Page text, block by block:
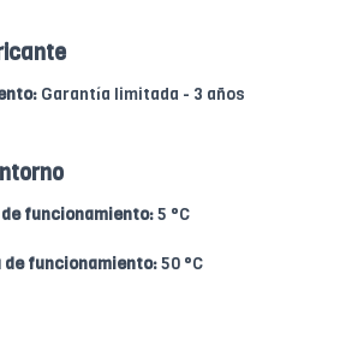
Garantía limitada - 3 años
funcionamiento:5 °C
funcionamiento:50 °C